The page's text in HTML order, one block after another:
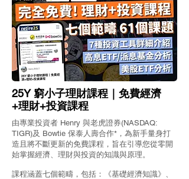
【百萬真倉實測
3416.HK】收息17厘策略
Global X 國指Covered
Call ETF 派息、回報及風
險｜AGX國指備兌真實評
價
25Y 窮小子理財課程｜免費經濟
+理財+投資課程
由專業投資者 Henry 與老虎證券(NASDAQ:
TIGR)及 Bowtie 保泰人壽合作*，為新手量身打
造且將不斷更新的免費課程，旨在引導您從零開
始掌握經濟、理財與投資的知識與原理。
課程涵蓋七個範疇，包括：《基礎經濟知識》、